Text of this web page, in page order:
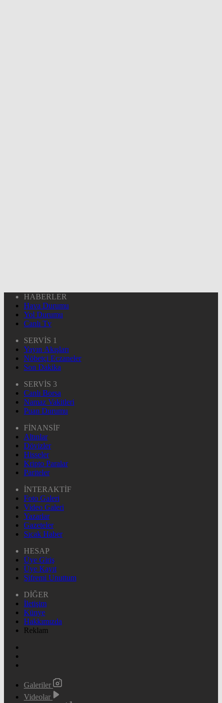
HABERLER
Hava Durumu
Yol Durumu
Canlı Tv
SERVİS 1
Yayın Akışları
Nöbetçi Eczaneler
Son Dakika
SERVİS 3
Canlı Borsa
Namaz Vakitleri
Puan Durumu
FİNANSİF
Altınlar
Dövizler
Hisseler
Kripto Paralar
Pariteler
İNTERAKTİF
Foto Galeri
Video Galeri
Yazarlar
Gazeteler
Sıcak Haber
HESAP
Üye Giriş
Üye Kayıt
Şifremi Unuttum
DİĞER
İletişim
Künye
Hakkımızda
Reklam
Galeriler
Videolar